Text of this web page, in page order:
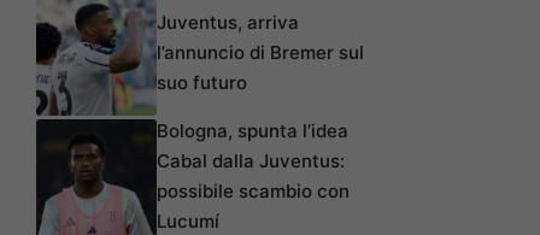
Juventus, arriva
l’annuncio di Bremer sul
suo futuro
Bologna, spunta l’idea
Cabal dalla Juventus:
possibile scambio con
Lucumí